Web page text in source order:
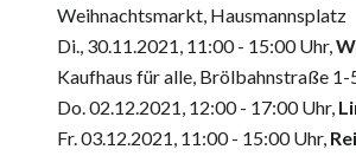
Weihnachtsmarkt, Hausmannsplatz
Di., 30.11.2021, 11:00 - 15:00 Uhr,
Kaufhaus für alle, Brölbahnstraße 1-
Do. 02.12.2021, 12:00 - 17:00 Uhr,
Fr. 03.12.2021, 11:00 - 15:00 Uhr,